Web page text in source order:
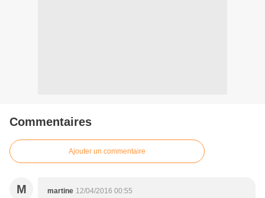
Commentaires
Ajouter un commentaire
M martine 12/04/2016 00:55